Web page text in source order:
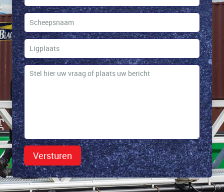
Versturen